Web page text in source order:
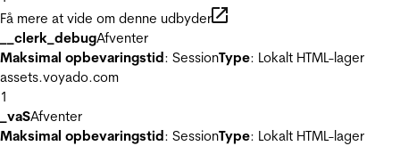
Få mere at vide om denne udbyder
__clerk_debugAfventer
Maksimal opbevaringstid: SessionType: Lokalt HTML-lager
assets.voyado.com
1
_vaSAfventer
Maksimal opbevaringstid: SessionType: Lokalt HTML-lager